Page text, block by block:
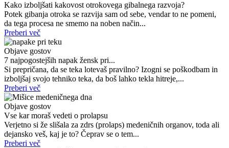
Kako izboljšati kakovost otrokovega gibalnega razvoja?
Potek gibanja otroka se razvija sam od sebe, vendar to ne pomeni,
da tega procesa ne smemo na noben način...
Preberi več
Objave gostov
7 najpogostejših napak žensk pri...
Si prepričana, da se teka lotevaš pravilno? Izogni se poškodbam in
izboljšaj svojo tehniko teka, da boš lahko tekla hitreje,...
Preberi več
Objave gostov
Vse kar moraš vedeti o prolapsu
Verjetno si že slišala za zdrs (prolaps) medeničnih organov, toda ali
dejansko veš, kaj je to? Čeprav se o tem...
Preberi več